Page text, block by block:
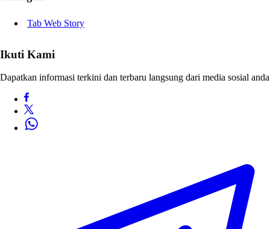
Tab Web Story
Ikuti Kami
Dapatkan informasi terkini dan terbaru langsung dari media sosial anda